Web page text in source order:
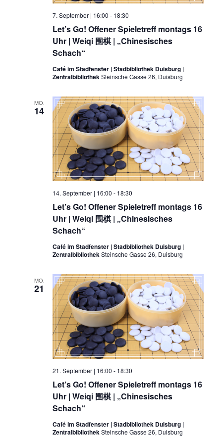
Let’s Go! Offener Spieletreff montags 16
Uhr | Weiqi 围棋 | „Chinesisches
Schach“
7. September | 16:00 - 18:30
Café im Stadfenster | Stadbibliothek Duisburg |
ZentralbibliothekSteinsche Gasse 26, Duisburg
MO.
14
Let’s Go! Offener Spieletreff montags 16
Uhr | Weiqi 围棋 | „Chinesisches
Schach“
14. September | 16:00 - 18:30
Café im Stadfenster | Stadbibliothek Duisburg |
ZentralbibliothekSteinsche Gasse 26, Duisburg
MO.
21
Let’s Go! Offener Spieletreff montags 16
Uhr | Weiqi 围棋 | „Chinesisches
Schach“
21. September | 16:00 - 18:30
Café im Stadfenster | Stadbibliothek Duisburg |
ZentralbibliothekSteinsche Gasse 26, Duisburg